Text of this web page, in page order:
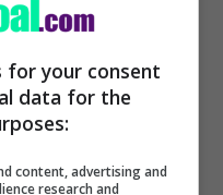
for your consent
data for the
content, advertising and
research and